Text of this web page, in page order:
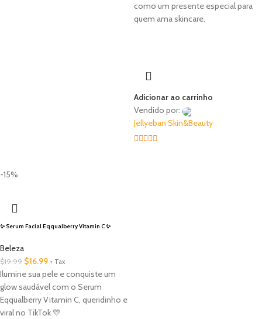
como um presente especial para
quem ama skincare.
Adicionar ao carrinho
Vendido por:
Jellyeban Skin&Beauty
-15%
✨ Serum Facial Eqqualberry Vitamin C ✨
Beleza
$19.99 $16.99 + Tax
Ilumine sua pele e conquiste um
glow saudável com o Serum
Eqqualberry Vitamin C, queridinho e
viral no TikTok 💛